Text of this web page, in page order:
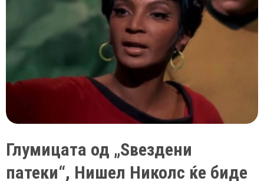
Глумицата од „Ѕвездени
патеки“, Нишел Николс ќе биде